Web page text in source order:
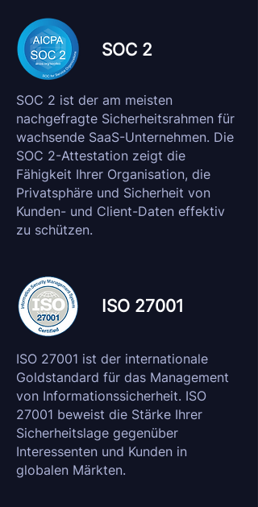
SOC 2
SOC 2 ist der am meisten
nachgefragte Sicherheitsrahmen für
wachsende SaaS-Unternehmen. Die
SOC 2-Attestation zeigt die
Fähigkeit Ihrer Organisation, die
Privatsphäre und Sicherheit von
Kunden- und Client-Daten effektiv
zu schützen.
ISO 27001
ISO 27001 ist der internationale
Goldstandard für das Management
von Informationssicherheit. ISO
27001 beweist die Stärke Ihrer
Sicherheitslage gegenüber
Interessenten und Kunden in
globalen Märkten.